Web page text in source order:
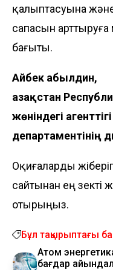
қалыптасуына
сапасын арттыруға
бағыты.
Айбек Қабылдин,
Қазақстан
жөніндегі агенттігі
департаментінің
Оқиғаларды
сайтынан ең
отырыңыз.
Бұл тақырыптағы
Атом
бағдар